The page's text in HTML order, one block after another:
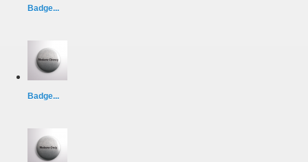
Badge...
Badge...